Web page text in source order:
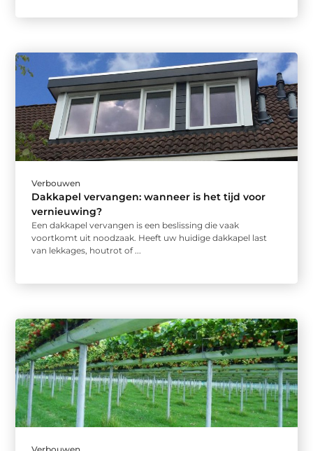
Verbouwen
Dakkapel vervangen: wanneer is het tijd voor
vernieuwing?
Een dakkapel vervangen is een beslissing die vaak
voortkomt uit noodzaak. Heeft uw huidige dakkapel last
van lekkages, houtrot of ...